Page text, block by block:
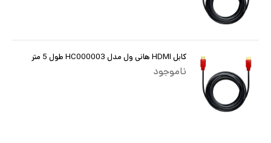
کابل HDMI هانی ول مدل HC000003 طول 5 متر
ناموجود